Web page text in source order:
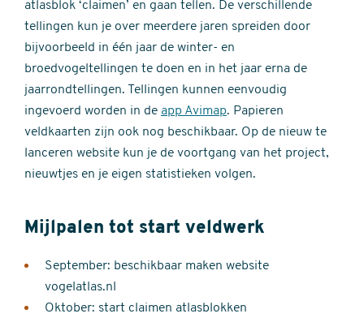
atlasblok ‘claimen’ en gaan tellen. De verschillende
tellingen kun je over meerdere jaren spreiden door
bijvoorbeeld in één jaar de winter- en
broedvogeltellingen te doen en in het jaar erna de
jaarrondtellingen. Tellingen kunnen eenvoudig
ingevoerd worden in de app Avimap. Papieren
veldkaarten zijn ook nog beschikbaar. Op de nieuw te
lanceren website kun je de voortgang van het project,
nieuwtjes en je eigen statistieken volgen.
Mijlpalen tot start veldwerk
September: beschikbaar maken website
vogelatlas.nl
Oktober: start claimen atlasblokken